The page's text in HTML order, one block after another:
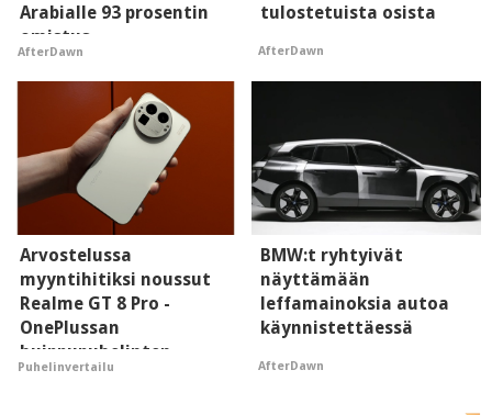
Arabialle 93 prosentin
omistus
AfterDawn
tulostetuista osista
AfterDawn
Arvostelussa
myyntihitiksi noussut
Realme GT 8 Pro -
OnePlussan
huippupuhelinten
"perillinen"
Puhelinvertailu
BMW:t ryhtyivät
näyttämään
leffamainoksia autoa
käynnistettäessä
AfterDawn